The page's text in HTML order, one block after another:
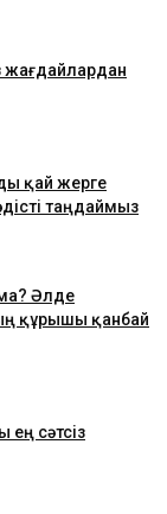
жағдайлардан
қай жерге
таңдаймыз
Әлде
құрышы қанбай
сәтсіз